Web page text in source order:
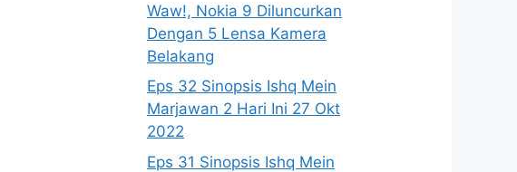
Waw!, Nokia 9 Diluncurkan
Dengan 5 Lensa Kamera
Belakang
Eps 32 Sinopsis Ishq Mein
Marjawan 2 Hari Ini 27 Okt
2022
Eps 31 Sinopsis Ishq Mein